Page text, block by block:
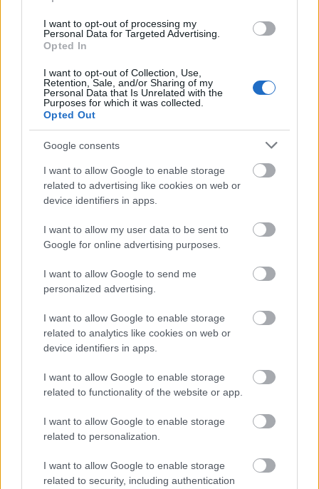
I want to opt-out of processing my
Personal Data for Targeted Advertising.
Opted In
I want to opt-out of Collection, Use,
Retention, Sale, and/or Sharing of my
Personal Data that Is Unrelated with the
Purposes for which it was collected.
Opted Out
Google consents
I want to allow Google to enable storage
related to advertising like cookies on web or
device identifiers in apps.
I want to allow my user data to be sent to
Google for online advertising purposes.
I want to allow Google to send me
personalized advertising.
I want to allow Google to enable storage
related to analytics like cookies on web or
device identifiers in apps.
I want to allow Google to enable storage
related to functionality of the website or app.
I want to allow Google to enable storage
related to personalization.
I want to allow Google to enable storage
related to security, including authentication